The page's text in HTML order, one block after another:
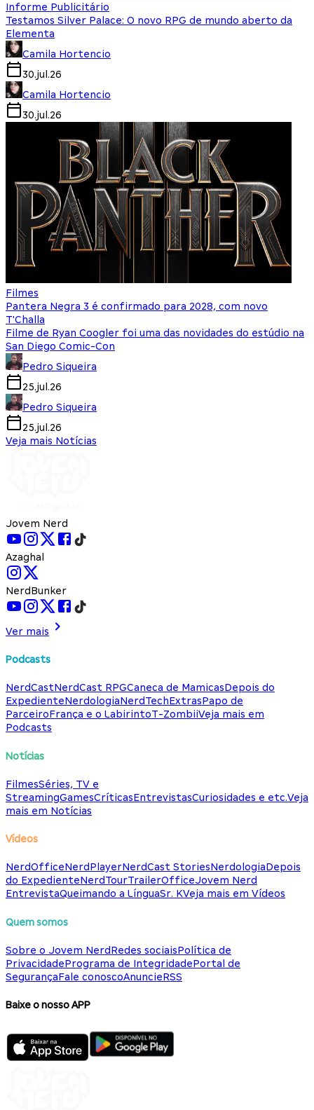
Informe Publicitário
Testamos Silver Palace: O novo RPG de mundo aberto da
Elementa
Camila Hortencio
30.jul.26
Camila Hortencio
30.jul.26
Filmes
Pantera Negra 3 é confirmado para 2028, com novo
T'Challa
Filme de Ryan Coogler foi uma das novidades do estúdio na
San Diego Comic-Con
Pedro Siqueira
25.jul.26
Pedro Siqueira
25.jul.26
Veja mais Notícias
Jovem Nerd
Azaghal
NerdBunker
Ver mais
Podcasts
NerdCastNerdCast RPGCaneca de MamicasDepois do
ExpedienteNerdologiaNerdTechExtrasPapo de
ParceiroFrança e o LabirintoT-ZombiiVeja mais em
Podcasts
Notícias
FilmesSéries, TV e
StreamingGamesCríticasEntrevistasCuriosidades e etc.Veja
mais em Notícias
Vídeos
NerdOfficeNerdPlayerNerdCast StoriesNerdologiaDepois
do ExpedienteNerdTourTrailerOfficeJovem Nerd
EntrevistaQueimando a LínguaSr. KVeja mais em Vídeos
Quem somos
Sobre o Jovem NerdRedes sociaisPolítica de
PrivacidadePrograma de IntegridadePortal de
SegurançaFale conoscoAnuncieRSS
Baixe o nosso APP